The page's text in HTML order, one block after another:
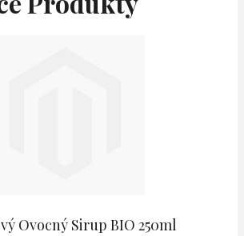
Ovocný Sirup BIO 250ml